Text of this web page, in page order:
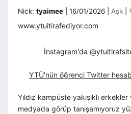
Nick: tyaimee 16/01/2026 Aşk
www.ytuitirafediyor.com
İnstagram'da
YTÜ'nün öğrenci Twitter
Yıldız kampüste yakışıklı
medyada görüp tanışamıyoruz